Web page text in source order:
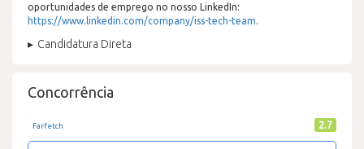
oportunidades de emprego no nosso LinkedIn:
https://www.linkedin.com/company/iss-tech-team.
Candidatura Direta
Concorrência
Farfetch 2.7